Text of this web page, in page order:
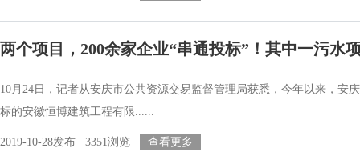
两个项目，200余家企业“串通投标”！其中一污水
10月24日，记者从安庆市公共资源交易监督管理局获悉，今年以来，
标的安徽恒博建筑工程有限......
2019-10-28发布 3351浏览 查看更多